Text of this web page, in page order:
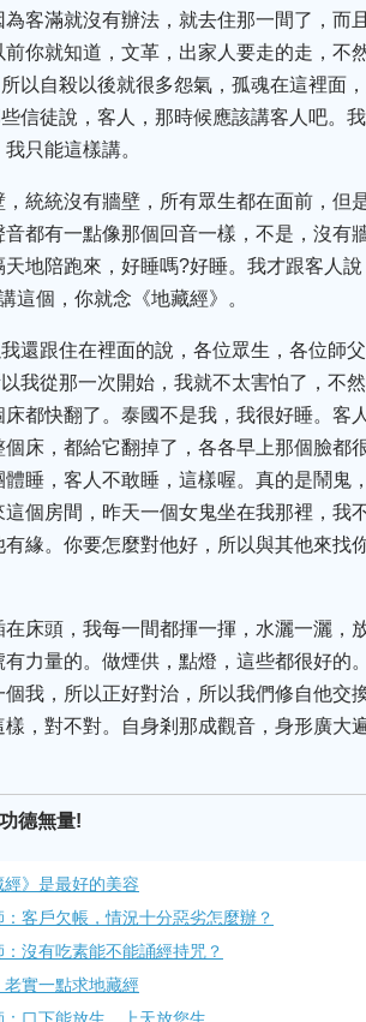
客滿就沒有辦法，就去住那一間了，而
你就知道，文革，出家人要走的走，不
以自殺以後就很多怨氣，孤魂在這裡面
信徒說，客人，那時候應該講客人吧。
只能這樣講。
統統沒有牆壁，所有眾生都在面前，但
都有一點像那個回音一樣，不是，沒有
地陪跑來，好睡嗎?好睡。我才跟客人說
這個，你就念《地藏經》。
還跟住在裡面的說，各位眾生，各位師
我從那一次開始，我就不太害怕了，不
都快翻了。泰國不是我，我很好睡。客
床，都給它翻掉了，各各早上那個臉都
睡，客人不敢睡，這樣喔。真的是鬧鬼
個房間，昨天一個女鬼坐在我那裡，我
緣。你要怎麼對他好，所以與其他來找
床頭，我每一間都揮一揮，水灑一灑，
力量的。做煙供，點燈，這些都很好的
我，所以正好對治，所以我們修自他交
，對不對。自身剎那成觀音，身形廣大
德無量!
經》是最好的美容
客戶欠帳，情況十分惡劣怎麼辦？
沒有吃素能不能誦經持咒？
老實一點求地藏經